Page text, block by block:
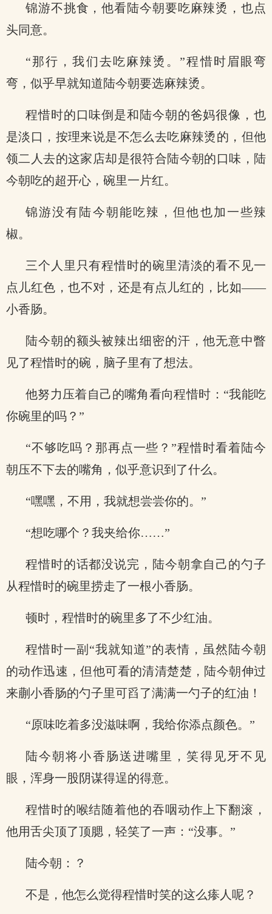
锦游不挑食，他看陆今朝要吃麻辣烫，也点
头同意。
“那行，我们去吃麻辣烫。”程惜时眉眼弯
弯，似乎早就知道陆今朝要选麻辣烫。
程惜时的口味倒是和陆今朝的爸妈很像，也
是淡口，按理来说是不怎么去吃麻辣烫的，但他
领二人去的这家店却是很符合陆今朝的口味，陆
今朝吃的超开心，碗里一片红。
锦游没有陆今朝能吃辣，但他也加一些辣
椒。
三个人里只有程惜时的碗里清淡的看不见一
点儿红色，也不对，还是有点儿红的，比如——
小香肠。
陆今朝的额头被辣出细密的汗，他无意中瞥
见了程惜时的碗，脑子里有了想法。
他努力压着自己的嘴角看向程惜时：“我能吃
你碗里的吗？”
“不够吃吗？那再点一些？”程惜时看着陆今
朝压不下去的嘴角，似乎意识到了什么。
“嘿嘿，不用，我就想尝尝你的。”
“想吃哪个？我夹给你……”
程惜时的话都没说完，陆今朝拿自己的勺子
从程惜时的碗里捞走了一根小香肠。
顿时，程惜时的碗里多了不少红油。
程惜时一副“我就知道”的表情，虽然陆今朝
的动作迅速，但他可看的清清楚楚，陆今朝伸过
来蒯小香肠的勺子里可舀了满满一勺子的红油！
“原味吃着多没滋味啊，我给你添点颜色。”
陆今朝将小香肠送进嘴里，笑得见牙不见
眼，浑身一股阴谋得逞的得意。
程惜时的喉结随着他的吞咽动作上下翻滚，
他用舌尖顶了顶腮，轻笑了一声：“没事。”
陆今朝：？
不是，他怎么觉得程惜时笑的这么瘆人呢？